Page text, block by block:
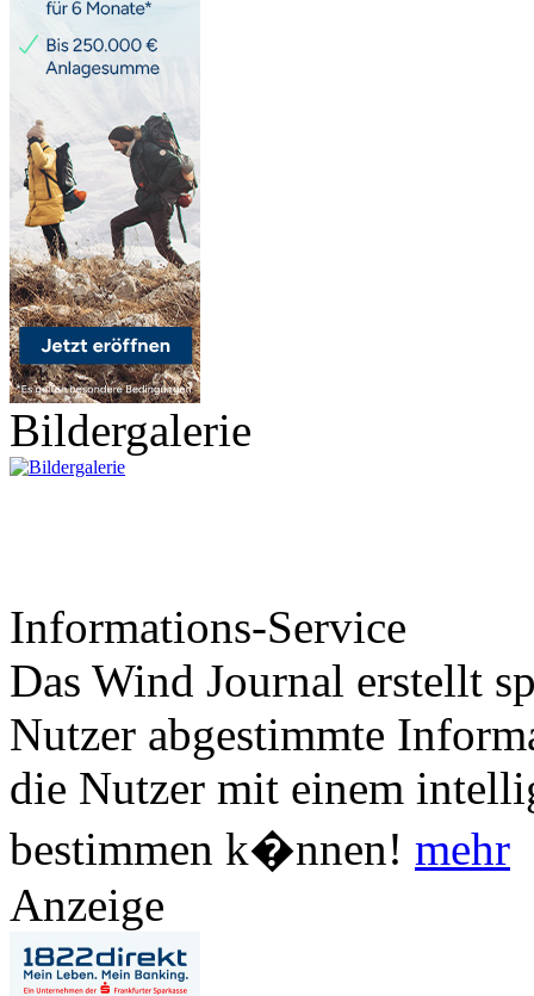
Bildergalerie
Informations-Service
Das Wind Journal erstellt
Nutzer abgestimmte
die Nutzer mit einem
bestimmen k�nnen! mehr
Anzeige